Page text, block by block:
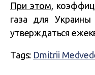
При этом,
газа для Украины
утверждаться
Tags: Dmitrii